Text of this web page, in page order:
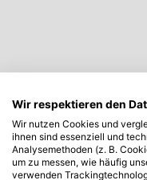
Wir respektieren den
Wir nutzen Cookies und
ihnen sind essenziell und
Analysemethoden (z. B.
um zu messen, wie häufig
verwenden